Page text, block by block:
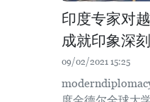
印度专家对
成就印象深刻
09/02/2021 15:25